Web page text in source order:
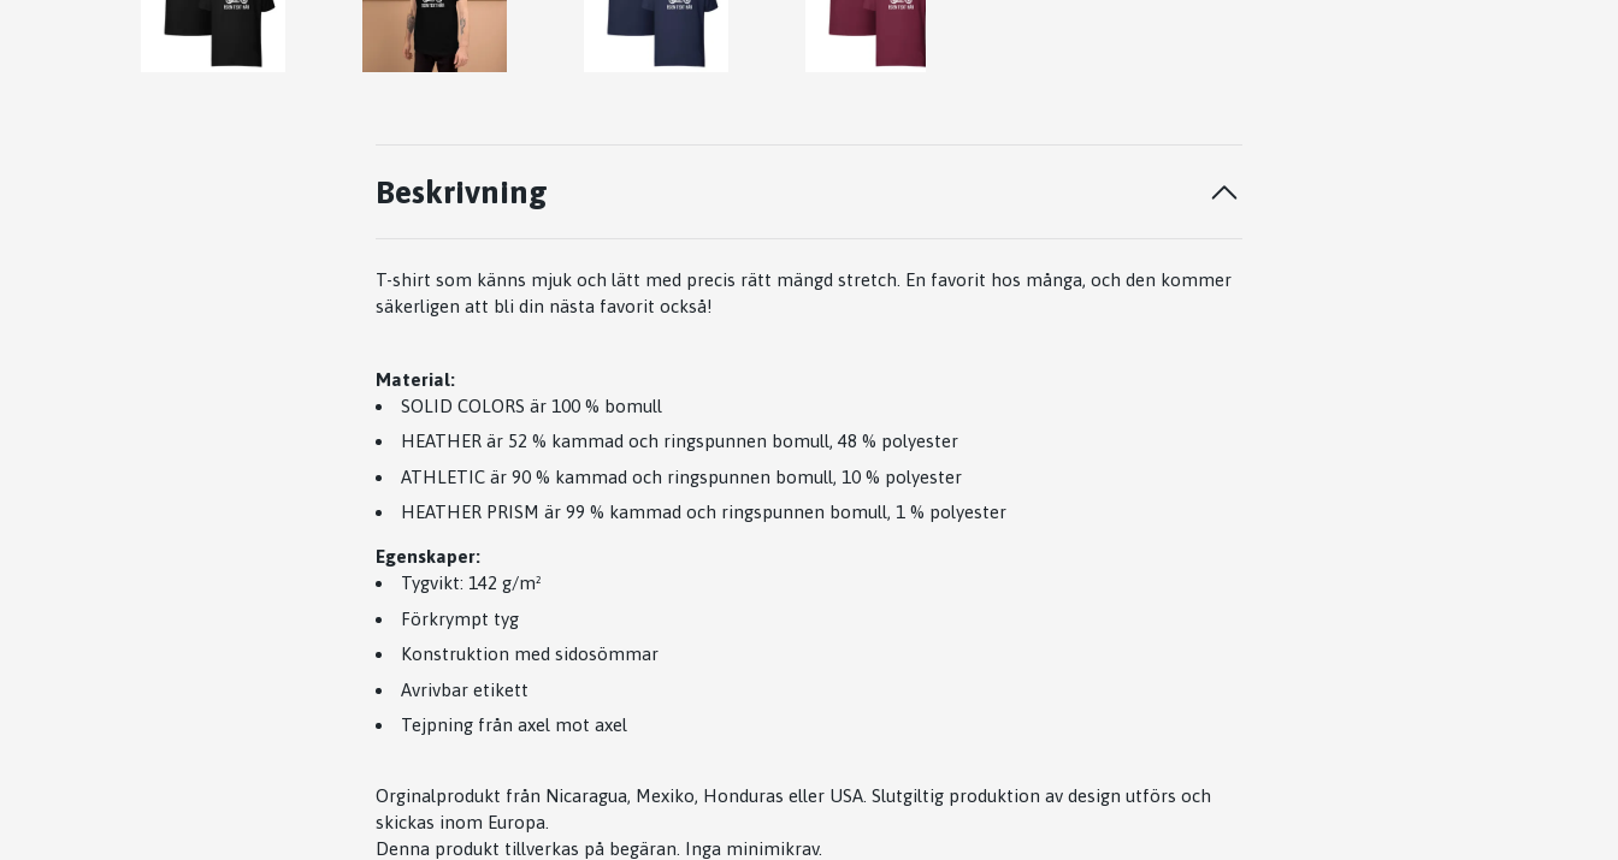
Beskrivning
T-shirt som känns mjuk och lätt med precis rätt mängd stretch. En favorit hos många, och den kommer
säkerligen att bli din nästa favorit också!
Material:
SOLID COLORS är 100 % bomull
HEATHER är 52 % kammad och ringspunnen bomull, 48 % polyester
ATHLETIC är 90 % kammad och ringspunnen bomull, 10 % polyester
HEATHER PRISM är 99 % kammad och ringspunnen bomull, 1 % polyester
Egenskaper:
Tygvikt: 142 g/m²
Förkrympt tyg
Konstruktion med sidosömmar
Avrivbar etikett
Tejpning från axel mot axel
Orginalprodukt från Nicaragua, Mexiko, Honduras eller USA. Slutgiltig produktion av design utförs och
skickas inom Europa.
Denna produkt tillverkas på begäran. Inga minimikrav.